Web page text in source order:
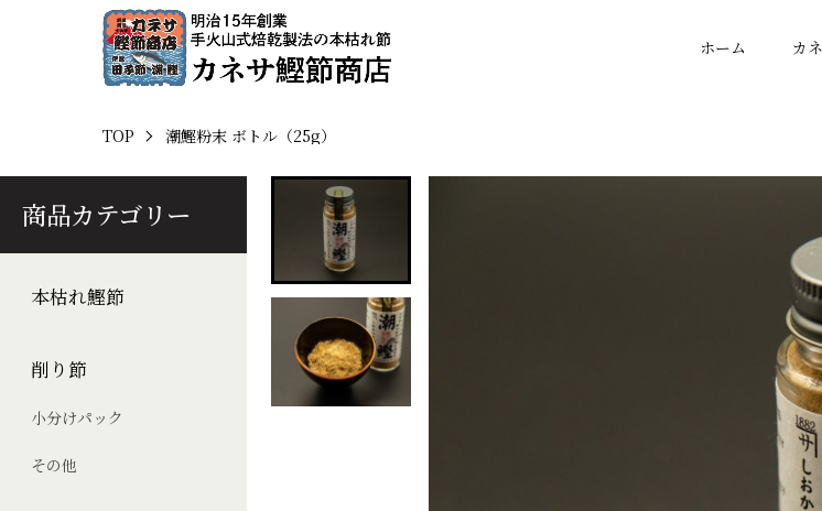
ホーム カ
商品カテゴリー
本枯れ鰹節
削り節
小分けパック
その他
TOP 潮鰹粉末 ボトル（25g）